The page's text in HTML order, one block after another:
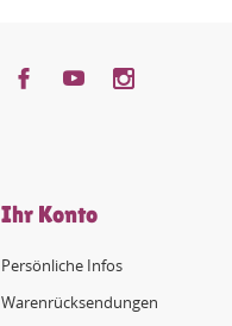
Ihr Konto
Persönliche Infos
Warenrücksendungen